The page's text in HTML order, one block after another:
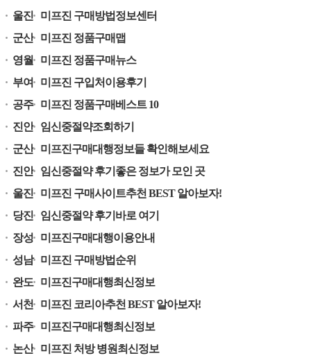
울진
미프진 구매방법정보센터
군산
미프진 정품구매맵
영월
미프진 정품구매뉴스
부여
미프진 구입처이용후기
공주
미프진 정품구매베스트 10
진안
임신중절약조회하기
군산
미프진구매대행정보들 확인해보세요
진안
임신중절약 후기좋은 정보가 모인 곳
울진
미프진 구매사이트추천 BEST 알아보자!
당진
임신중절약 후기바로 여기
장성
미프진구매대행이용안내
성남
미프진 구매방법순위
완도
미프진구매대행최신정보
서천
미프진 코리아추천 BEST 알아보자!
파주
미프진구매대행최신정보
논산
미프진 처방 병원최신정보